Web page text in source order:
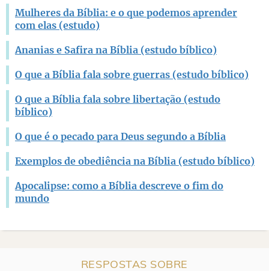
Mulheres da Bíblia: e o que podemos aprender
com elas (estudo)
Ananias e Safira na Bíblia (estudo bíblico)
O que a Bíblia fala sobre guerras (estudo bíblico)
O que a Bíblia fala sobre libertação (estudo
bíblico)
O que é o pecado para Deus segundo a Bíblia
Exemplos de obediência na Bíblia (estudo bíblico)
Apocalipse: como a Bíblia descreve o fim do
mundo
RESPOSTAS SOBRE